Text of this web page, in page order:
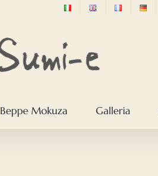
Beppe Mokuza Galleria